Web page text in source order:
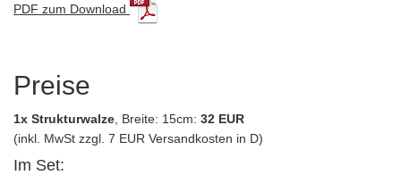
PDF zum Download
Preise
1x Strukturwalze , Breite: 15cm: 32 EUR
(inkl. MwSt zzgl. 7 EUR Versandkosten in D)
Im Set: